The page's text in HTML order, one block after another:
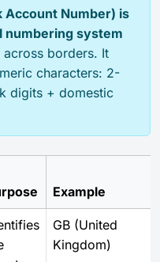
Account Number) is
numbering system
borders. It
characters: 2-
digits + domestic
Example
GB (United
Kingdom)